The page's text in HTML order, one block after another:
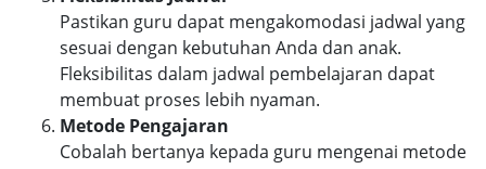
Pastikan guru dapat mengakomodasi jadwal yang
sesuai dengan kebutuhan Anda dan anak.
Fleksibilitas dalam jadwal pembelajaran dapat
membuat proses lebih nyaman.
Metode Pengajaran
Cobalah bertanya kepada guru mengenai metode